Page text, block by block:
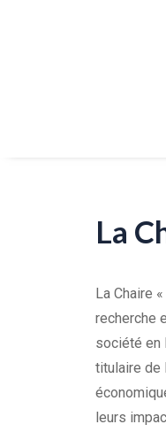
La
La Chaire
recherche
société en
titulaire de
leurs